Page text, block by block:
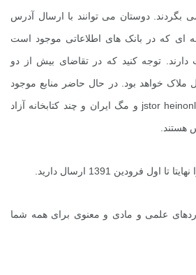
بگردند. دوستان می توانند با ارسال آدرس
ای که در بانک های اطلاعاتی موجود است
توجه کنید که در تقاضای بیش از دو
ملاک خواهد بود. در حال حاضر منابع موجود
jstor و مگ ایران و چند کتابخانه آزاد
هستند.
فرودین 1391 ارسال دارید.
علمی و مادی و معنوی برای همه شما